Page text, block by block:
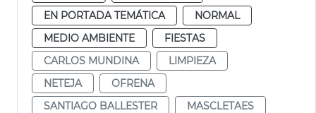
EN PORTADA TEMÁTICA
NORMAL
MEDIO AMBIENTE
FIESTAS
CARLOS MUNDINA
LIMPIEZA
NETEJA
OFRENA
SANTIAGO BALLESTER
MASCLETAES